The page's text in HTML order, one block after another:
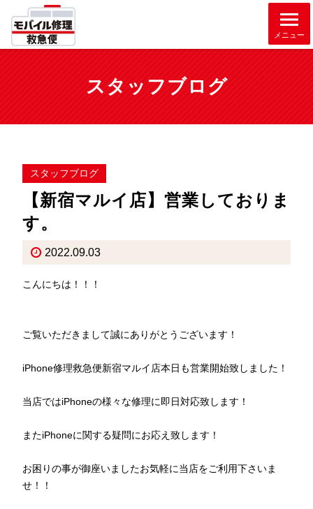
メニュー
スタッフブログ
スタッフブログ
【新宿マルイ店】営業しておりま
す。
2022.09.03
こんにちは！！！
ご覧いただきまして誠にありがとうございます！
iPhone修理救急便新宿マルイ店本日も営業開始致しました！
当店ではiPhoneの様々な修理に即日対応致します！
またiPhoneに関する疑問にお応え致します！
お困りの事が御座いましたお気軽に当店をご利用下さいま
せ！！